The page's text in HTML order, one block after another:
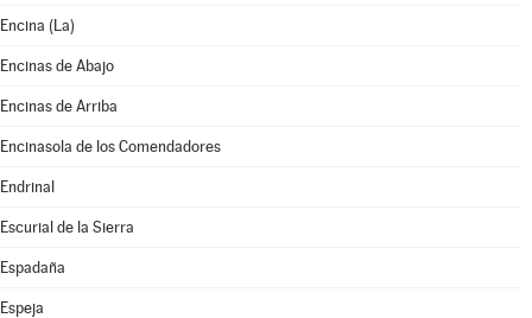
Encina (La)
Encinas de Abajo
Encinas de Arriba
Encinasola de los Comendadores
Endrinal
Escurial de la Sierra
Espadaña
Espeja